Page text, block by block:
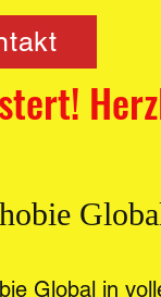
Global in